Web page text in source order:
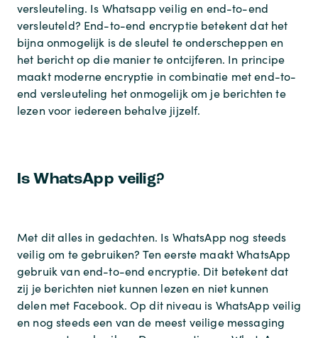
versleuteling. Is Whatsapp veilig en end-to-end
versleuteld? End-to-end encryptie betekent dat het
bijna onmogelijk is de sleutel te onderscheppen en
het bericht op die manier te ontcijferen. In principe
maakt moderne encryptie in combinatie met end-to-
end versleuteling het onmogelijk om je berichten te
lezen voor iedereen behalve jijzelf.
Is WhatsApp veilig?
Met dit alles in gedachten. Is WhatsApp nog steeds
veilig om te gebruiken? Ten eerste maakt WhatsApp
gebruik van end-to-end encryptie. Dit betekent dat
zij je berichten niet kunnen lezen en niet kunnen
delen met Facebook. Op dit niveau is WhatsApp veilig
en nog steeds een van de meest veilige messaging